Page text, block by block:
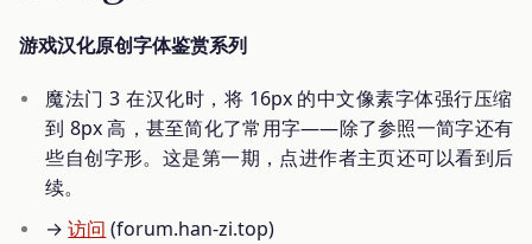
游戏汉化原创字体鉴赏系列
魔法门 3 在汉化时，将 16px 的中文像素字体强行压缩
到 8px 高，甚至简化了常用字——除了参照一简字还有
些自创字形。这是第一期，点进作者主页还可以看到后
续。
→访问 (forum.han-zi.top)